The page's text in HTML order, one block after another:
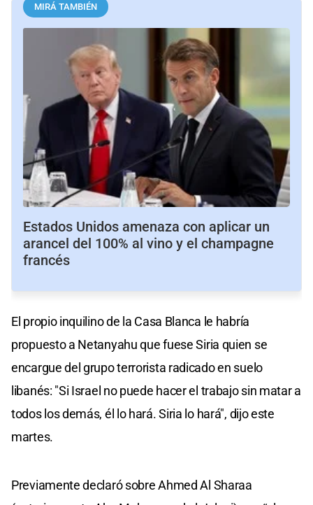
MIRÁ TAMBIÉN
Estados Unidos amenaza con aplicar un
arancel del 100% al vino y el champagne
francés
El propio inquilino de la Casa Blanca le habría
propuesto a Netanyahu que fuese Siria quien se
encargue del grupo terrorista radicado en suelo
libanés: "Si Israel no puede hacer el trabajo sin matar a
todos los demás, él lo hará. Siria lo hará", dijo este
martes.
Previamente declaró sobre Ahmed Al Sharaa